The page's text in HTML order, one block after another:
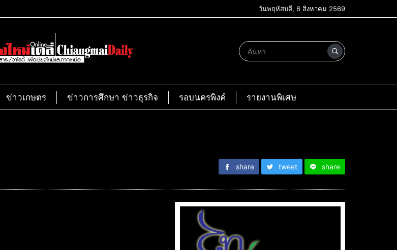
วันพฤหัสบดี, 6 สิงหาคม 2569
ข่าวเกษตร ข่าวการศึกษา ข่าวธุรกิจ รอบนครพิงค์ รายงานพิเศษ
share tweet share